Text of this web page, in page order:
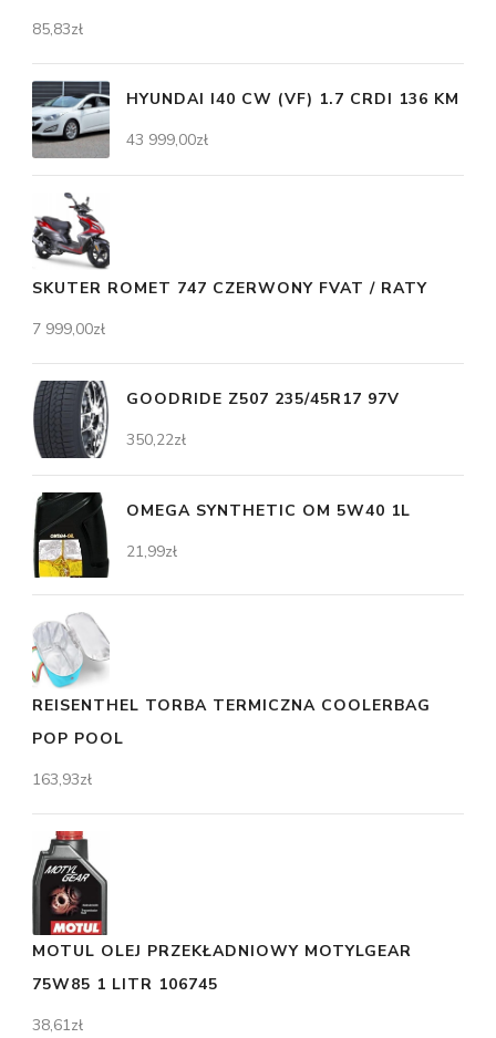
85,83zł
HYUNDAI I40 CW (VF) 1.7 CRDI 136 KM
43 999,00zł
SKUTER ROMET 747 CZERWONY FVAT / RATY
7 999,00zł
GOODRIDE Z507 235/45R17 97V
350,22zł
OMEGA SYNTHETIC OM 5W40 1L
21,99zł
REISENTHEL TORBA TERMICZNA COOLERBAG
POP POOL
163,93zł
MOTUL OLEJ PRZEKŁADNIOWY MOTYLGEAR
75W85 1 LITR 106745
38,61zł